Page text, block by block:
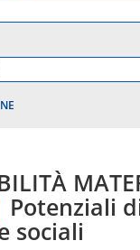
Potenziali
sociali